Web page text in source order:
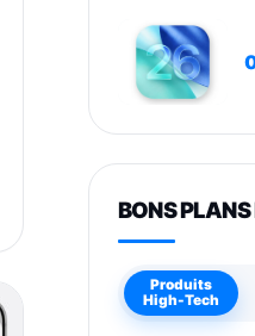
BONS
Produits
High-Tech